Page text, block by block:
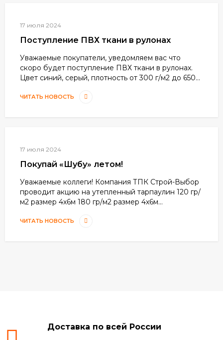
17 июля 2024
Поступление ПВХ ткани в рулонах
Уважаемые покупатели, уведомляем вас что
скоро будет поступление ПВХ ткани в рулонах.
Цвет синий, серый, плотность от 300 г/м2 до 650...
ЧИТАТЬ НОВОСТЬ
17 июля 2024
Покупай «Шубу» летом!
Уважаемые коллеги! Компания ТПК Строй-Выбор
проводит акцию на утепленный тарпаулин 120 гр/
м2 размер 4х6м 180 гр/м2 размер 4х6м...
ЧИТАТЬ НОВОСТЬ
Доставка по всей России